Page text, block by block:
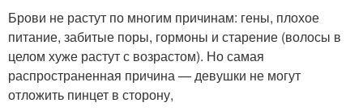
Брови не растут по многим причинам: гены, плохое
питание, забитые поры, гормоны и старение (волосы в
целом хуже растут с возрастом). Но самая
распространенная причина — девушки не могут
отложить пинцет в сторону,